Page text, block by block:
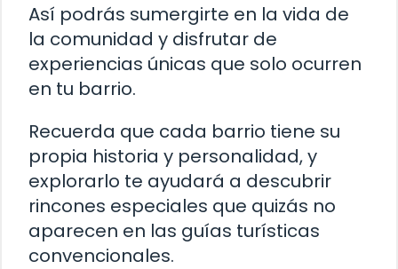
Así podrás sumergirte en la vida de
la comunidad y disfrutar de
experiencias únicas que solo ocurren
en tu barrio.
Recuerda que cada barrio tiene su
propia historia y personalidad, y
explorarlo te ayudará a descubrir
rincones especiales que quizás no
aparecen en las guías turísticas
convencionales.